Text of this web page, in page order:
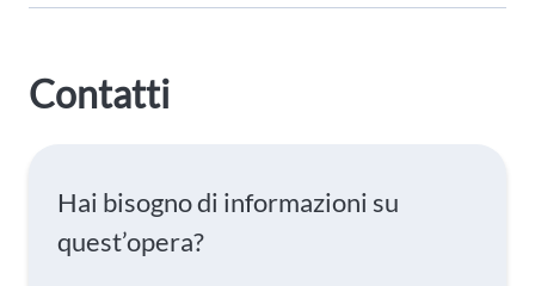
Contatti
Hai bisogno di informazioni su
quest’opera?